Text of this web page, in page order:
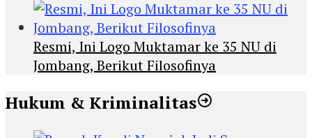
Resmi, Ini Logo Muktamar ke 35 NU di
Jombang, Berikut Filosofinya
Hukum & Kriminalitas